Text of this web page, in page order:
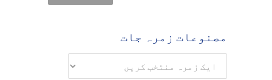
مصنوعات زمرہ جات